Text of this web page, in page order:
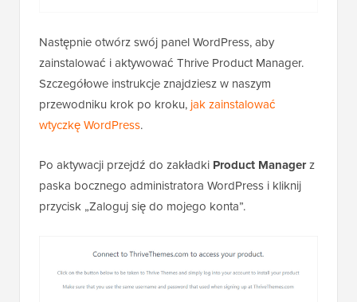
Następnie otwórz swój panel WordPress, aby
zainstalować i aktywować Thrive Product Manager.
Szczegółowe instrukcje znajdziesz w naszym
przewodniku krok po kroku, jak zainstalować
wtyczkę WordPress.
Po aktywacji przejdź do zakładki Product Managerz
paska bocznego administratora WordPress i kliknij
przycisk „Zaloguj się do mojego konta”.